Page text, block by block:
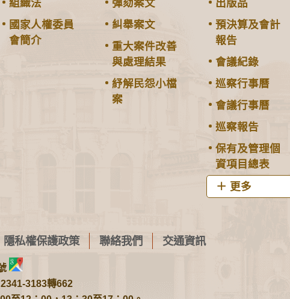
組織法
國家人權委員
會簡介
彈劾案文
糾舉案文
重大案件改善
與處理結果
紓解民怨小檔
案
出版品
預決算及會計
報告
會議紀錄
巡察行事曆
會議行事曆
巡察報告
保有及管理個
資項目總表
更多
隱私權保護政策 聯絡我們 交通資訊
3183轉662